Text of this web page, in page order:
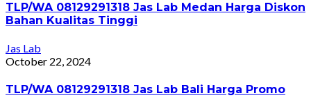
TLP/WA 08129291318 Jas Lab Medan Harga Diskon
Bahan Kualitas Tinggi
Jas Lab
October 22, 2024
TLP/WA 08129291318 Jas Lab Bali Harga Promo